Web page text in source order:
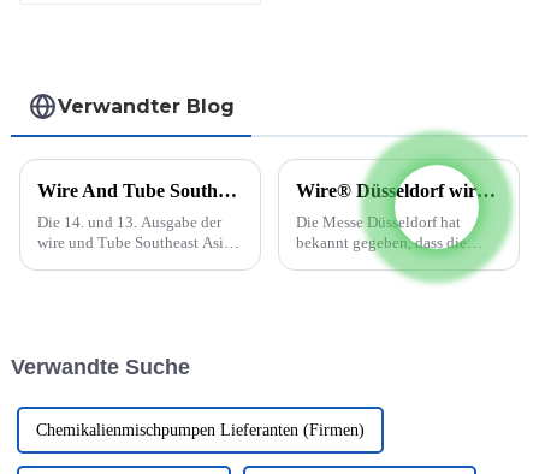
Verwandter Blog
Wire And Tube Southeast Asia findet vom 5. bis 7. Oktober 2022 statt
Die 14. und 13. Ausgabe der
wire und Tube Southeast Asia
in Bangkok stattfinden. Diese
Wire® Düsseldorf wird auf Juni 2022 verschoben.
Die Messe Düsseldorf hat
bekannt gegeben, dass die
Messen wire® und Tube auf
den 20. – 24. Juni 2022
Düsseldorf ...
Verwandte Suche
Chemikalienmischpumpen Lieferanten (Firmen)